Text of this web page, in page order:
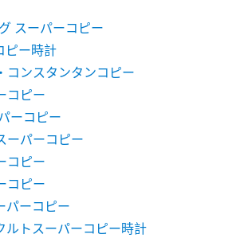
スーパーコピー
ピー時計
コンスタンタンコピー
コピー
ーコピー
ーパーコピー
コピー
コピー
パーコピー
ルトスーパーコピー時計